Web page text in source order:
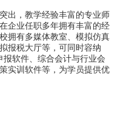
出，教学经验丰富的专业师
企业任职多年拥有丰富的经
拥有多媒体教室、模拟仿真
报税大厅等，可同时容纳
报软件、综合会计与行业会
实训软件等，为学员提供优